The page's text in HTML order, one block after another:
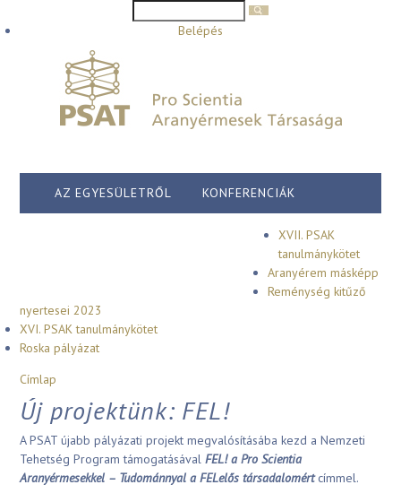
Ugrás a tartalomra
Belépés
AZ EGYESÜLETRŐL KONFERENCIÁK
XVII. PSAK
tanulmánykötet
Aranyérem másképp
Reménység kitűző
nyertesei 2023
XVI. PSAK tanulmánykötet
Roska pályázat
Jelenlegi hely
Címlap
Új projektünk: FEL!
A PSAT újabb pályázati projekt megvalósításába kezd a Nemzeti
Tehetség Program támogatásávalFEL! a Pro Scientia
Aranyérmesekkel – Tudománnyal a FELelős társadalomértcímmel.